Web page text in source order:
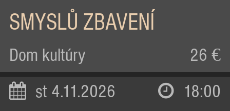
SMYSLŮ ZBAVENÍ
Dom kultúry 26 €
st 4.11.2026 18:00